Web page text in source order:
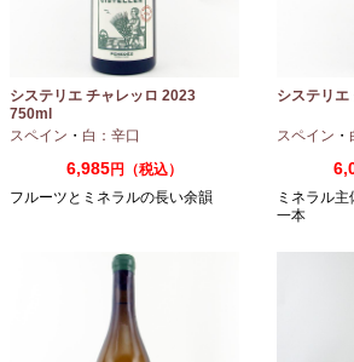
システリエ チャレッロ 2023
750ml
スペイン ・ 白：辛口
6,985円（税込）
フルーツとミネラルの長い余韻
システリ
スペイン ・
ミネラル
一本